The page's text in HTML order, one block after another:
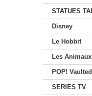
STATUES
Disney
Le Hobbit
Les
POP!
SERIES TV